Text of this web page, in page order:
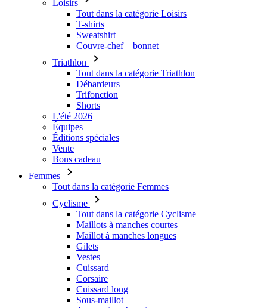
Triathlon
Tout dans la catégorie Triathlon
Débardeurs
Trifonction
Shorts
L'été 2026
Équipes
Éditions spéciales
Vente
Bons cadeau
Femmes
Tout dans la catégorie Femmes
Cyclisme
Tout dans la catégorie Cyclisme
Maillot à manches longues
Gilets
Vestes
Cuissard
Corsaire
Cuissard long
Sous-maillot
Accessoires thermiques
Sous casque
Gants
Chaussettes
Accessoires